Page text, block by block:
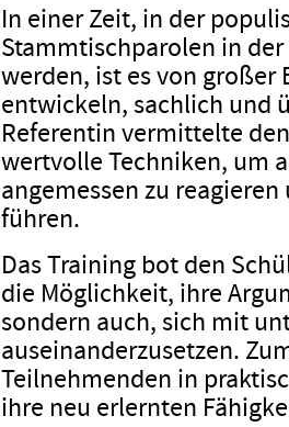
In einer Zeit, in der
Stammtischparolen in
werden, ist es von großer
entwickeln, sachlich und
Referentin vermittelte
wertvolle Techniken, um
angemessen zu
führen.
Das Training bot den
die Möglichkeit, ihre
sondern auch, sich mit
auseinanderzusetzen.
Teilnehmenden in
ihre neu erlernten